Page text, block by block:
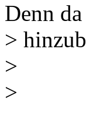
Denn
>
>
>